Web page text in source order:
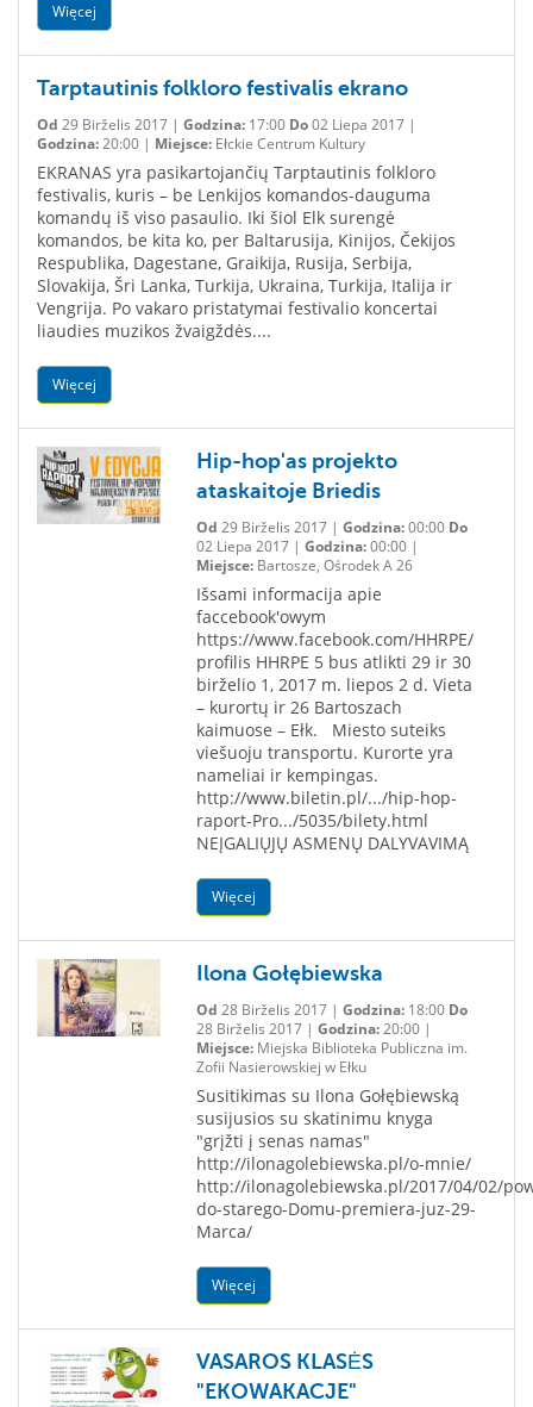
Więcej
Tarptautinis folkloro festivalis ekrano
Od 29 Birželis 2017 | Godzina: 17:00 Do02 Liepa 2017 |
Godzina:20:00 | Miejsce: Ełckie Centrum Kultury
EKRANAS yra pasikartojančių Tarptautinis folkloro
festivalis, kuris – be Lenkijos komandos-dauguma
komandų iš viso pasaulio. Iki šiol Elk surengė
komandos, be kita ko, per Baltarusija, Kinijos, Čekijos
Respublika, Dagestane, Graikija, Rusija, Serbija,
Slovakija, Šri Lanka, Turkija, Ukraina, Turkija, Italija ir
Vengrija. Po vakaro pristatymai festivalio koncertai
liaudies muzikos žvaigždės....
Więcej
Hip-hop'as projekto
ataskaitoje Briedis
Od 29 Birželis 2017 | Godzina:00:00 Do
02 Liepa 2017 | Godzina:00:00 |
Miejsce:Bartosze, Ośrodek A 26
Išsami informacija apie
faccebook'owym
https://www.facebook.com/HHRPE/
profilis HHRPE 5 bus atlikti 29 ir 30
birželio 1, 2017 m. liepos 2 d. Vieta
– kurortų ir 26 Bartoszach
kaimuose – Ełk. Miesto suteiks
viešuoju transportu. Kurorte yra
nameliai ir kempingas.
http://www.biletin.pl/.../hip-hop-
raport-Pro.../5035/bilety.html
NEĮGALIŲJŲ ASMENŲ DALYVAVIMĄ
Więcej
Ilona Gołębiewska
Od 28 Birželis 2017 | Godzina:18:00 Do
28 Birželis 2017 | Godzina:20:00 |
Miejsce:Miejska Biblioteka Publiczna im.
Zofii Nasierowskiej w Ełku
Susitikimas su Ilona Gołębiewską
susijusios su skatinimu knyga
"grįžti į senas namas"
http://ilonagolebiewska.pl/o-mnie/
http://ilonagolebiewska.pl/2017/04/02/
do-starego-Domu-premiera-juz-29-
Marca/
Więcej
VASAROS KLASĖS
"EKOWAKACJE"